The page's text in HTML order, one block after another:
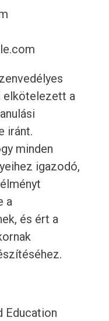
elkötelezett a
iránt.
minden
igazodó,
a
és ért a
Education